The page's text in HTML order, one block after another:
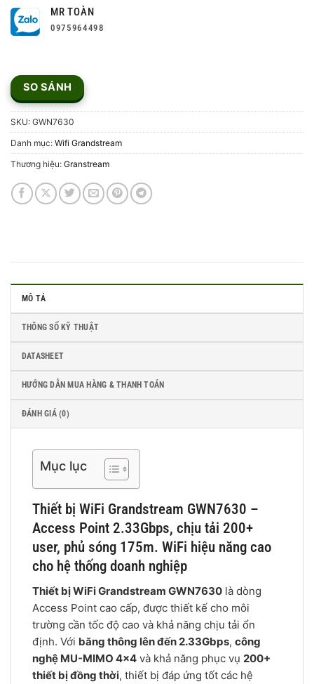
MR TOÀN
0975964498
SO SÁNH
SKU: GWN7630
Danh mục: Wifi Grandstream
Thương hiệu: Granstream
MÔ TẢ
THÔNG SỐ KỸ THUẬT
DATASHEET
HƯỚNG DẪN MUA HÀNG & THANH TOÁN
ĐÁNH GIÁ (0)
Mục lục
Thiết bị WiFi Grandstream GWN7630 –
Access Point 2.33Gbps, chịu tải 200+
user, phủ sóng 175m. WiFi hiệu năng cao
cho hệ thống doanh nghiệp
Thiết bị WiFi Grandstream GWN7630 là dòng
Access Point cao cấp, được thiết kế cho môi
trường cần tốc độ cao và khả năng chịu tải ổn
định. Với băng thông lên đến 2.33Gbps, công
nghệ MU-MIMO 4×4 và khả năng phục vụ 200+
thiết bị đồng thời, thiết bị đáp ứng tốt các hệ